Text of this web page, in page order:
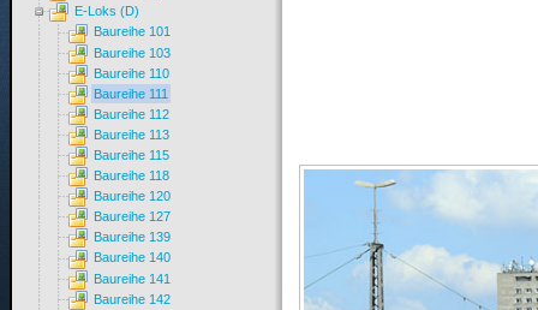
E-Loks (D)
Baureihe 101
Baureihe 103
Baureihe 110
Baureihe 111
Baureihe 112
Baureihe 113
Baureihe 115
Baureihe 118
Baureihe 120
Baureihe 127
Baureihe 139
Baureihe 140
Baureihe 141
Baureihe 142